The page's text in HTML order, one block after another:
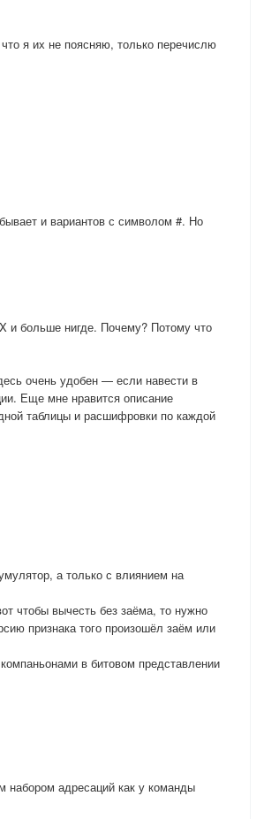
я их не поясняю, только перечислю
и вариантов с символом #. Но
и больше нигде. Почему? Потому что
очень удобен — если навести в
Еще мне нравится описание
таблицы и расшифровки по каждой
а только с влиянием на
чтобы вычесть без заёма, то нужно
признака того произошёл заём или
в битовом представлении
набором адресаций как у команды